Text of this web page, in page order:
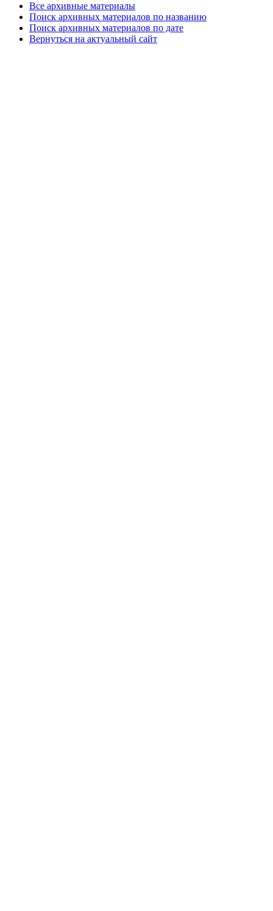
Все архивные материалы
Поиск архивных материалов по названию
Поиск архивных материалов по дате
Вернуться на актуальный сайт